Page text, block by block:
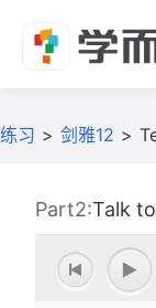
练习 > 剑雅12 >
Part2:Talk